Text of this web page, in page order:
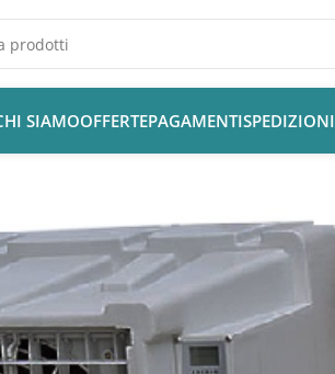
SIAMOOFFERTEPAGAMENTISPEDIZIONI